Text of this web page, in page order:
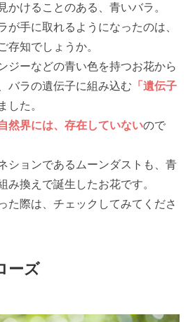
かけることのある、青いバラ。
が手に取れるようになったのは、
存知でしょうか。
ジーなどの青い色を持つお花から
バラの遺伝子に組み込む 「遺伝子
した。
然界には、存在していないので
ションであるムーンダストも、青
み換えで誕生したお花です。
た際は、チェックしてみてくださ
ーズ